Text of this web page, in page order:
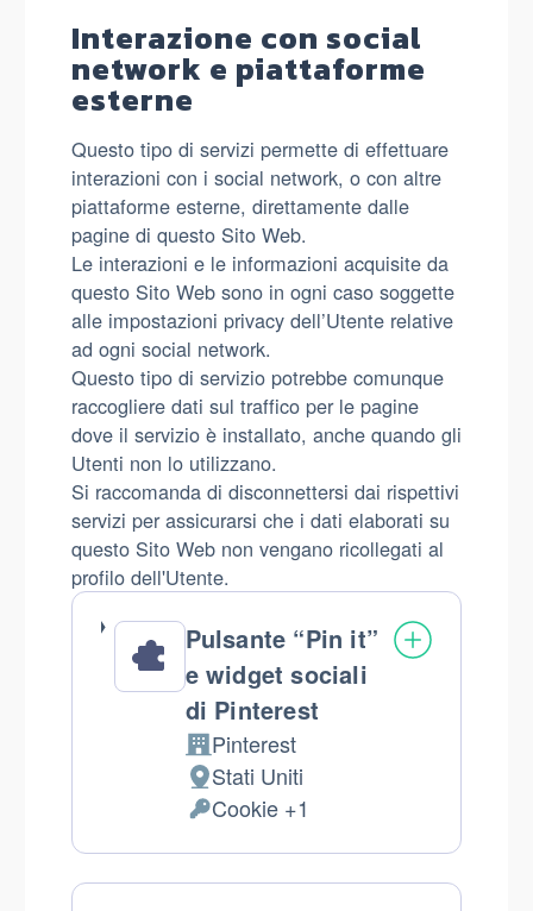
Interazione con social
network e piattaforme
esterne
Questo tipo di servizi permette di effettuare
interazioni con i social network, o con altre
piattaforme esterne, direttamente dalle
pagine di questo Sito Web.
Le interazioni e le informazioni acquisite da
questo Sito Web sono in ogni caso soggette
alle impostazioni privacy dell’Utente relative
ad ogni social network.
Questo tipo di servizio potrebbe comunque
raccogliere dati sul traffico per le pagine
dove il servizio è installato, anche quando gli
Utenti non lo utilizzano.
Si raccomanda di disconnettersi dai rispettivi
servizi per assicurarsi che i dati elaborati su
questo Sito Web non vengano ricollegati al
profilo dell'Utente.
Pulsante “Pin it”
e widget sociali
di Pinterest
Azienda:
Pinterest
Luogo
del
trattamento:
Stati Uniti
Dati
Personali
trattati:
Cookie +1